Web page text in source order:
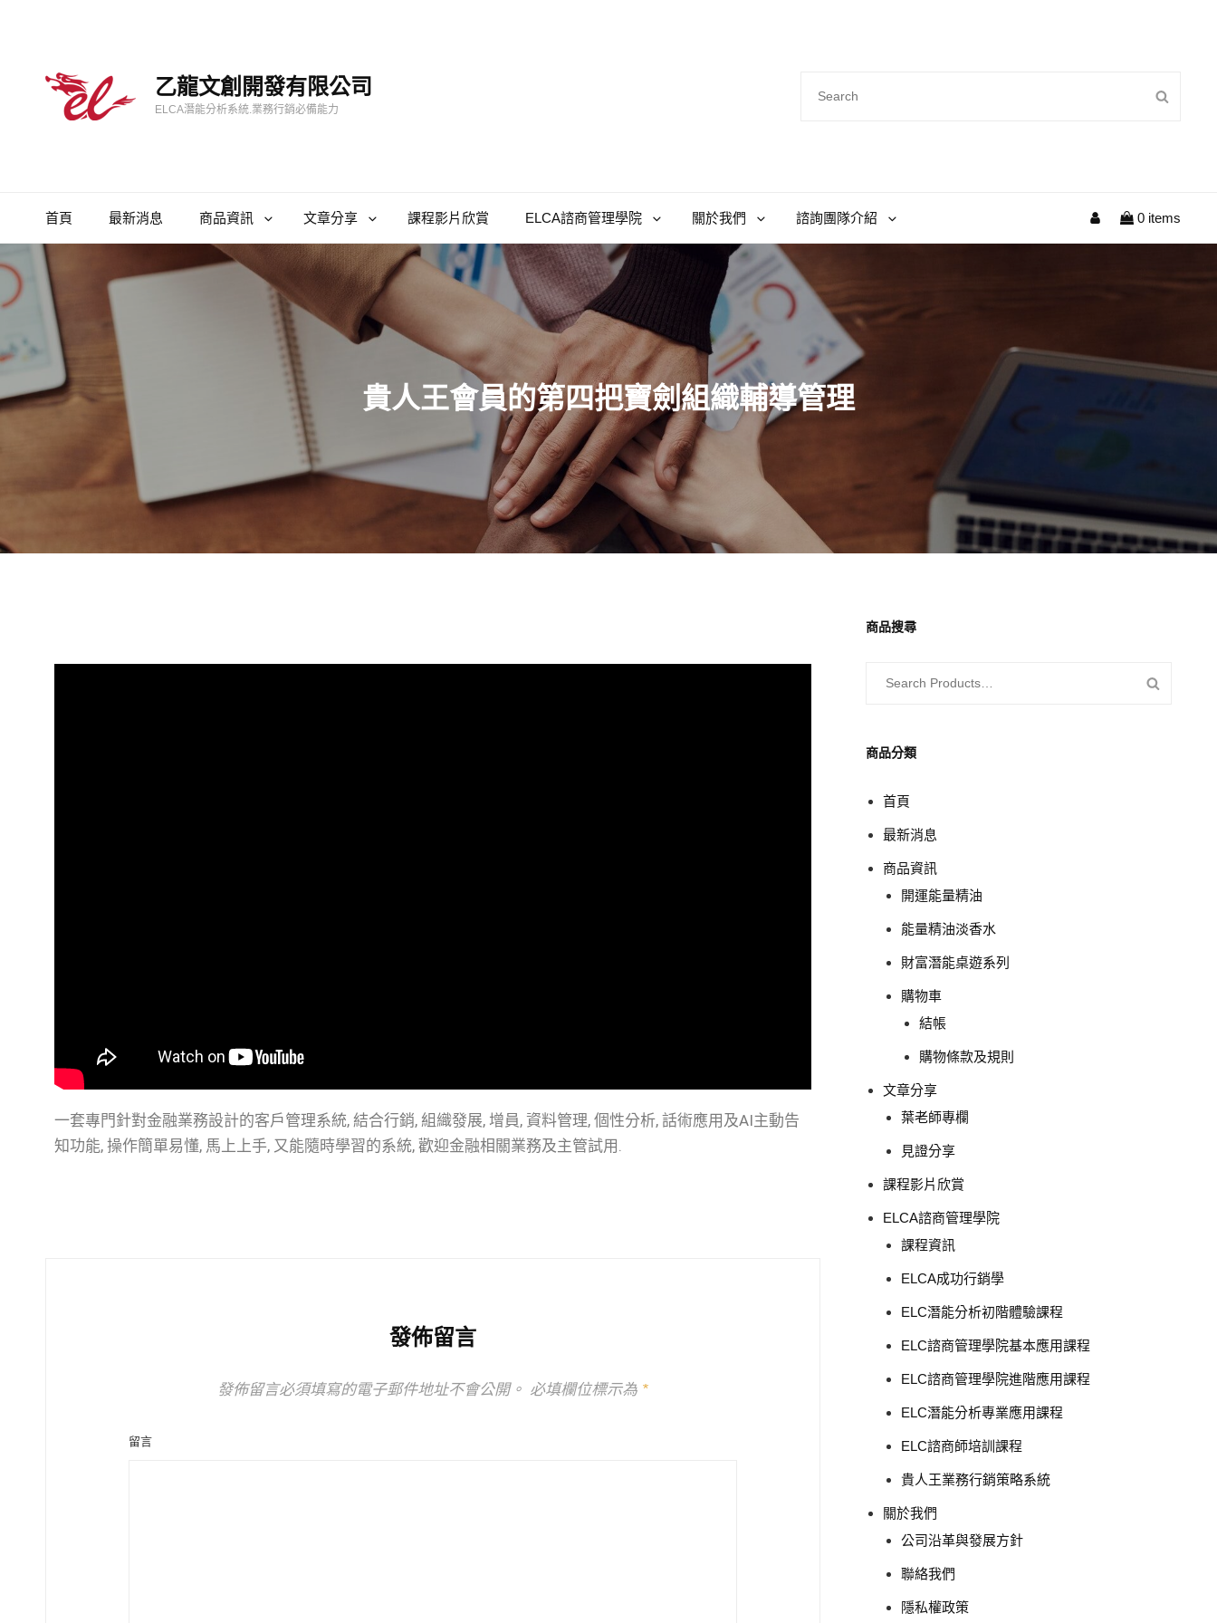
乙龍文創開發有限公司
ELCA潛能分析系統.業務行銷必備能力
首頁 最新消息 商品資訊 文章分享 課程影片欣賞 ELCA諮商管理學院 關於我們 諮詢團隊介紹 0 items
貴人王會員的第四把寶劍組織輔導管理
一套專門針對金融業務設計的客戶管理系統, 結合行銷, 組織發展, 增員, 資料管理, 個性分析, 話術應用及AI主動告
知功能, 操作簡單易懂, 馬上上手, 又能隨時學習的系統, 歡迎金融相關業務及主管試用.
發佈留言
發佈留言必須填寫的電子郵件地址不會公開。 必填欄位標示為 *
留言
商品搜尋
商品分類
首頁
最新消息
商品資訊
開運能量精油
能量精油淡香水
財富潛能桌遊系列
購物車
結帳
購物條款及規則
文章分享
葉老師專欄
見證分享
課程影片欣賞
ELCA諮商管理學院
課程資訊
ELCA成功行銷學
ELC潛能分析初階體驗課程
ELC諮商管理學院基本應用課程
ELC諮商管理學院進階應用課程
ELC潛能分析專業應用課程
ELC諮商師培訓課程
貴人王業務行銷策略系統
關於我們
公司沿革與發展方針
聯絡我們
隱私權政策